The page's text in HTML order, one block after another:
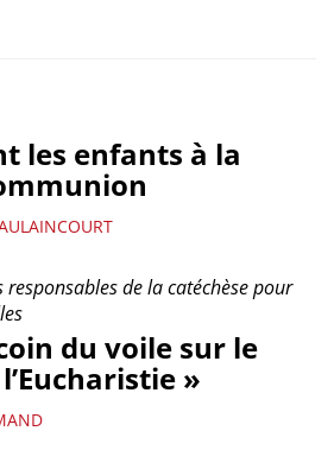
les enfants à la
responsables de la catéchèse pour
du voile sur le
»